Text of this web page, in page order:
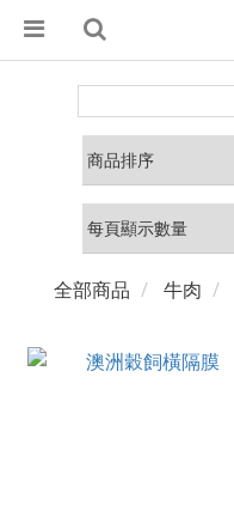
全部商品 牛肉